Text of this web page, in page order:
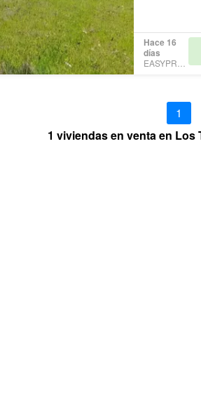
Hace 16
días
EASYPROP
1
1 viviendas en venta en